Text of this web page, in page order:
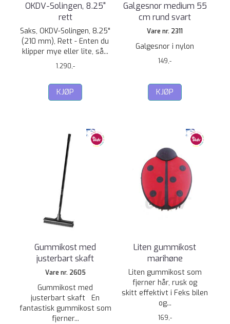
OKDV-Solingen, 8.25"
rett
Saks, OKDV-Solingen, 8.25"
(210 mm), Rett - Enten du
klipper mye eller lite, så...
1.290,-
KJØP
Galgesnor medium 55
cm rund svart
Vare nr. 2311
Galgesnor i nylon
149,-
KJØP
Gummikost med
justerbart skaft
Vare nr. 2605
Gummikost med
justerbart skaft En
fantastisk gummikost som
fjerner...
Liten gummikost
marihøne
Liten gummikost som
fjerner hår, rusk og
skitt effektivt i Feks bilen
og...
169,-